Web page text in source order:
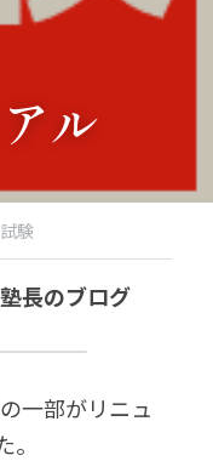
ル
験
長のブログ
一部がリニュ